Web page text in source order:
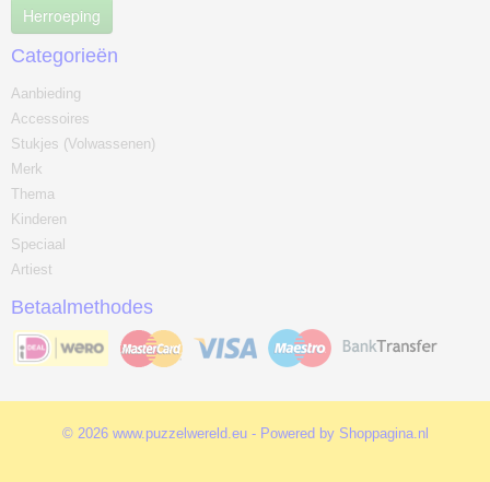
Herroeping
Categorieën
Aanbieding
Accessoires
Stukjes (Volwassenen)
Merk
Thema
Kinderen
Speciaal
Artiest
Betaalmethodes
© 2026 www.puzzelwereld.eu - Powered by Shoppagina.nl